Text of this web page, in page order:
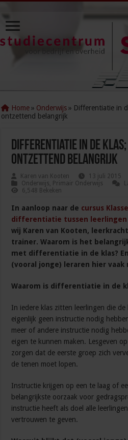
Home » Onderwijs » Differentiatie in
ontzettend belangrijk
Differentiatie in de
ontzettend belangrijk
Karen van Kooten
13 juli 2015
Onderwijs, Primair Onderwijs
6,548 Bekeken
In aanloop naar de cursus
differentiatie tussen leerlingen
wij Karen van Kooten,
trainer. Waarom is het
met differentiatie in de klas?
(vooral jonge) leraren hier vaak
Waarom is differentiatie in de
In iedere klas zitten leerlingen die
eigenlijk geen instructie nodig
meer of andere instructie nodig
eigen te kunnen maken. Lesgeven
zorgen dat de eerste groep zich
de tenen moet lopen.
Instructie krijgen op een te laag of
belangrijkste oorzaak voor
instructie heeft als doel alle
vertrouwen te geven.